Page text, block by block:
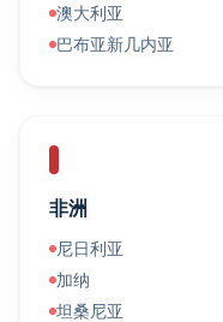
澳大利亚
巴布亚新几内亚
非洲
尼日利亚
加纳
坦桑尼亚